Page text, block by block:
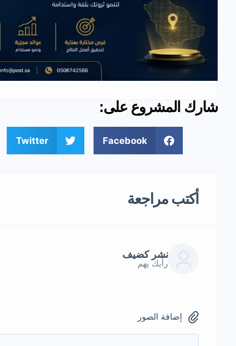
شارك المشروع على:
Facebook
Twitter
أكتب مراجعة
نشر كضيف
رأيك يهم
إضافة الصور